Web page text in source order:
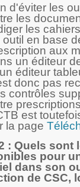
d'éviter les
les
les
outil en base
aux
un éditeur
éditeur
donc pas
contrôles
est
la page
: Quels sont
pour
dans son
de CSC,